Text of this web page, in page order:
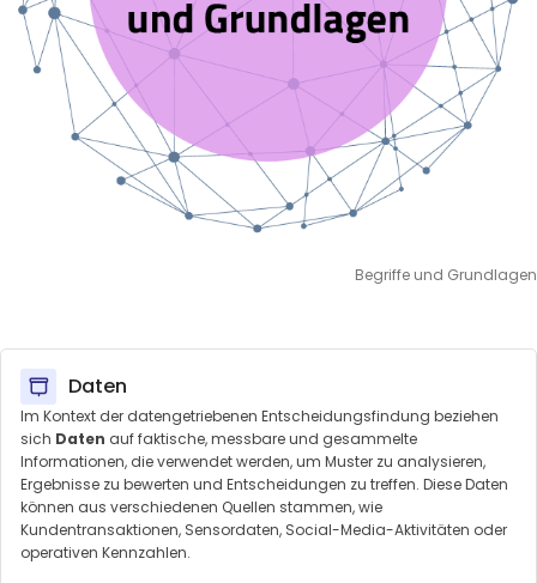
Begriffe und Grundlagen
Daten
Im Kontext der datengetriebenen Entscheidungsfindung beziehen
sich Daten auf faktische, messbare und gesammelte
Informationen, die verwendet werden, um Muster zu analysieren,
Ergebnisse zu bewerten und Entscheidungen zu treffen. Diese Daten
können aus verschiedenen Quellen stammen, wie
Kundentransaktionen, Sensordaten, Social-Media-Aktivitäten oder
operativen Kennzahlen.